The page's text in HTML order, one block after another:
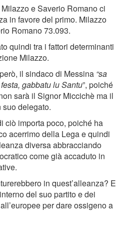
e Saverio Romano ci
in favore del primo. Milazzo
Romano 73.093.
quindi tra i fattori determinanti
Milazzo.
il sindaco di Messina “sa
gabbatu lu Santu”, poiché
sarà il Signor Miccichè ma il
delegato.
ciò importa poco, poiché ha
acerrimo della Lega e quindi
diversa abbracciando
come già accaduto in
in quest’alleanza? E
del suo partito e dei
per dare ossigeno a